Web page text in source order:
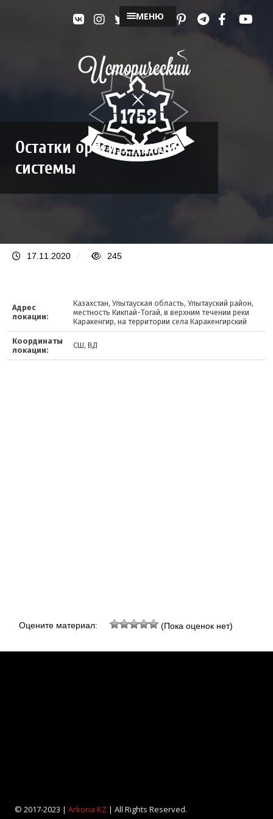
МЕНЮ
Остатки оросительной
системы
17.11.2020 / 245
Адрес
локации:
Казахстан, Улытауская область, Улытауский район,
местность Кикпай-Тогай, в верхним течении реки
Каракенгир, на территории села Каракенгирский
Координаты
локации:
СШ, ВД
Оцените материал: (Пока оценок нет)
© 2017-2023 | Arkona KZ| All Rights Reserved.